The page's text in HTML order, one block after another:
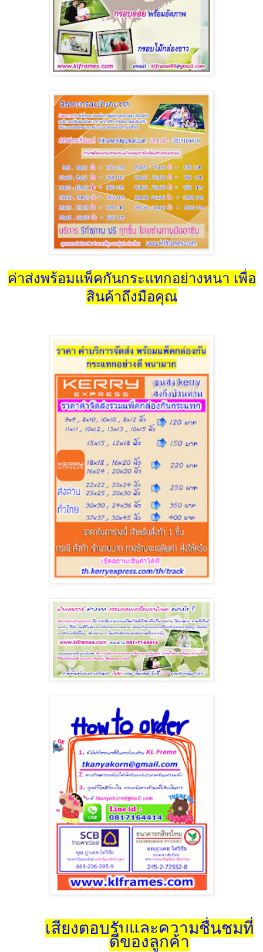
ค่าส่งพร้อมแพ็คกันกระแทกอย่างหนา เพื่อ
สินค้าถึงมือคุณ
เสียงตอบรับและความชื่นชมที่
ดีของลูกค้า